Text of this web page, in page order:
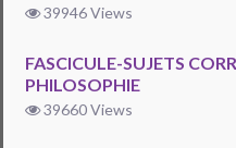
39946 Views
FASCICULE-SUJETS
PHILOSOPHIE
39660 Views